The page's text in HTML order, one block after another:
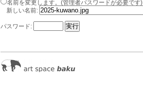
名前を変更します。(管理者パスワードが必要です)
新しい名前:
パスワード: